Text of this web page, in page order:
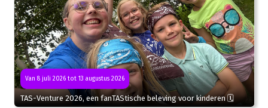
Van 8 juli 2026 tot 13 augustus 2026
TAS-Venture 2026, een fanTAStische beleving voor kinderen 🗓